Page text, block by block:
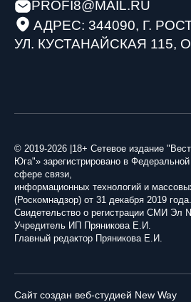
PROFI8@MAIL.RU
АДРЕС: 344090, Г.
УЛ. КУСТАНАЙСКАЯ 115,
© 2019-2026 |18+ Сетевое издание
Юга"» зарегистрировано в
сфере связи,
информационных технологий и
(Роскомнадзор) от 31 декабря 2019 года.
Свидетельство о регистрации СМИ Эл
Учредитель ИП Пряникова Е.И.
Главный редактор Пряникова Е.И.
Сайт создан веб-студией New Way